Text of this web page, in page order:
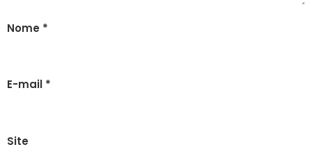
Nome *
E-mail *
Site